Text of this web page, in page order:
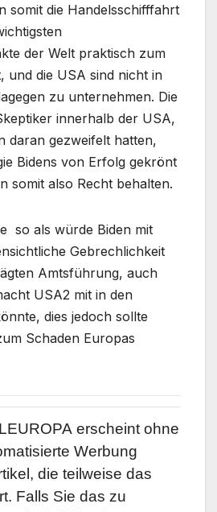
somit die Handelsschifffahrt
der Welt praktisch zum
und die USA sind nicht in
zu unternehmen. Die
innerhalb der USA,
daran gezweifelt hatten,
Bidens von Erfolg gekrönt
somit also Recht behalten.
so als würde Biden mit
Gebrechlichkeit
Amtsführung, auch
USA2 mit in den
dies jedoch sollte
Schaden Europas
erscheint ohne
Werbung
die teilweise das
Falls Sie das zu